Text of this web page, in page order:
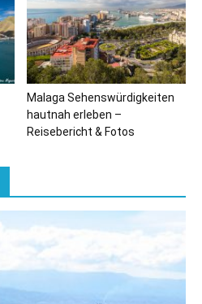
Malaga Sehenswürdigkeiten
hautnah erleben –
Reisebericht & Fotos